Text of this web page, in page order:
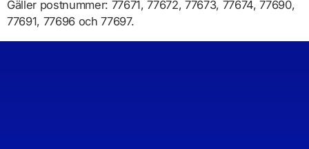
Gäller postnummer: 77671, 77672, 77673, 77674, 77690,
77691, 77696 och 77697.